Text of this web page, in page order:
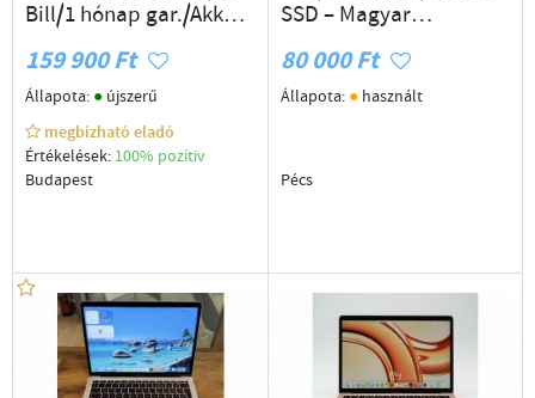
Bill/1 hónap gar./Akku
159 900 Ft
Állapota: ● újszerű
megbízható eladó
Értékelések: 100% pozítiv
Budapest
SSD – Magyar
Gray)
80 000 Ft
Állapota: ●használt
Pécs